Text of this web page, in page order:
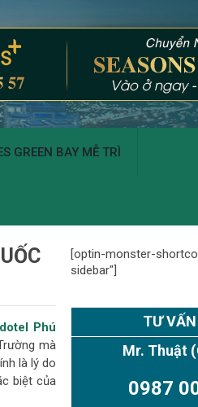
GREEN BAY MỄ TRÌ
Phú
mà
là lý do
biệt của
[optin-monster-
sidebar"]
TƯ
Mr. Thuật
0987